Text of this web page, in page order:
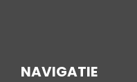
NAVIGATIE